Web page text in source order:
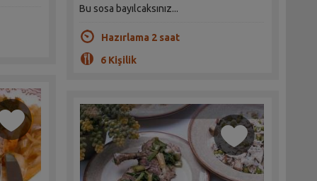
Bu sosa bayılcaksınız...
Hazırlama 2 saat
6 Kişilik